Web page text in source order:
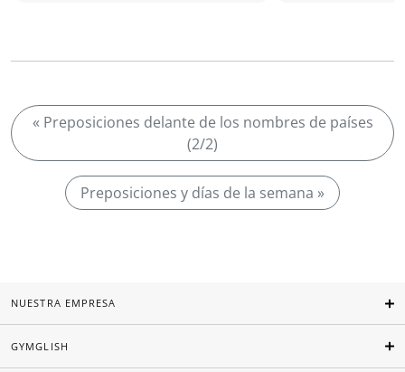
« Preposiciones delante de los nombres de países
(2/2)
Preposiciones y días de la semana »
NUESTRA EMPRESA
GYMGLISH